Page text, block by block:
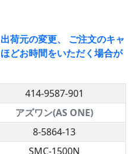
荷元の変更、 ご注文のキャ
どお時間をいただく場合が
414-9587-901
アズワン(AS ONE)
8-5864-13
SMC-1500N